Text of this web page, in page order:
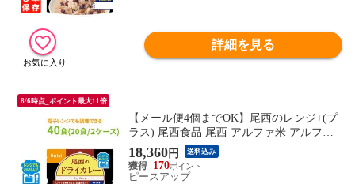
詳細を見る
8/6時点_ポイント最大11倍
【メール便4個までOK】尾西のレンジ+(プ
ラス) 尾西食品 尾西 アルファ米 アルファ
ー米 アルファ化米 電子レンジ 時短 非常食
非常食セット 保存食 防災食 保存食セット
おすすめ 登山 キャンプ
18,360円 送料込み
170
ピースアップ